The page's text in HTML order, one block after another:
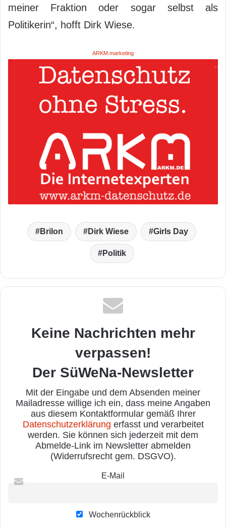
meiner Fraktion oder sogar selbst als
Politikerin“, hofft Dirk Wiese.
ARKM.marketing
Brilon Dirk Wiese Girls Day
Politik
Keine Nachrichten mehr
verpassen!
Der SüWeNa-Newsletter
Mit der Eingabe und dem Absenden meiner
Mailadresse willige ich ein, dass meine Angaben
aus diesem Kontaktformular gemäß Ihrer
Datenschutzerklärung erfasst und verarbeitet
werden. Sie können sich jederzeit mit dem
Abmelde-Link im Newsletter abmelden
(Widerrufsrecht gem. DSGVO).
E-Mail
Wochenrückblick